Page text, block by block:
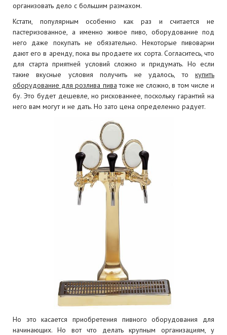
организовать дело с большим размахом.
Кстати, популярным особенно как раз и считается не
пастеризованное, а именно живое пиво, оборудование под
него даже покупать не обязательно. Некоторые пивоварни
дают его в аренду, пока вы продаете их сорта. Согласитесь, что
для старта приятней условий сложно и придумать. Но если
такие вкусные условия получить не удалось, то купить
оборудование для розлива пива тоже не сложно, в том числе и
бу. Это будет дешевле, но рискованнее, поскольку гарантий на
него вам могут и не дать. Но зато цена определенно радует.
Но это касается приобретения пивного оборудования для
начинающих. Но вот что делать крупным организациям, у